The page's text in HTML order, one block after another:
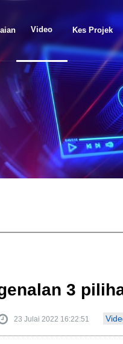
Video Kes Projek
3
23 Julai 2022 16:22:51